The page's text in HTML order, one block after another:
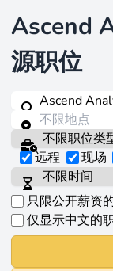
Ascend
源职位
远程 现场
只限公开薪资
仅显示中文的